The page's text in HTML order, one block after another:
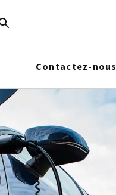
Contactez-nous